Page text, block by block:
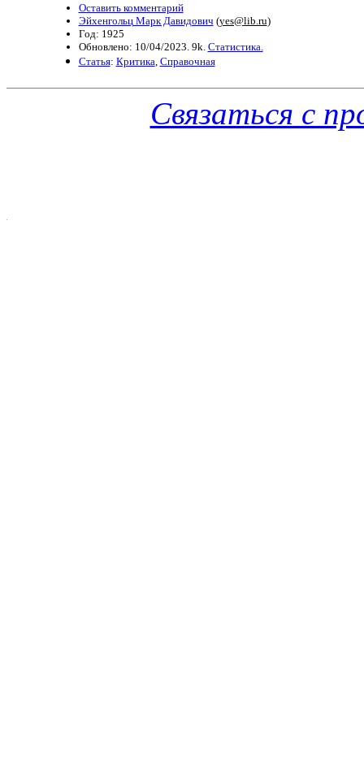
Оставить комментарий
Эйхенгольц Марк Давидович (yes@lib.ru)
Год: 1925
Обновлено: 10/04/2023. 9k. Статистика.
Статья: Критика Справочная
Связаться с